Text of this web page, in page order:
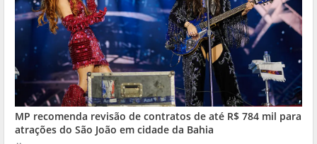
MP recomenda revisão de contratos de até R$ 784 mil para
atrações do São João em cidade da Bahia